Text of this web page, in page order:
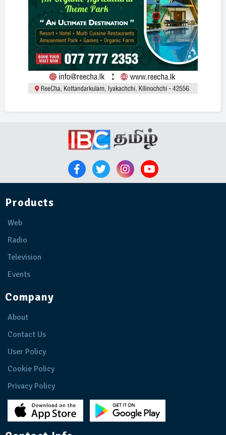
Products
Web
Radio
Television
Events
Company
About
Contact Us
User Policy
Cookie Policy
Privacy Policy